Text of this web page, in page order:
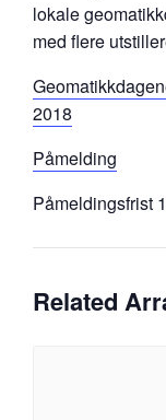
lokale
med flere
2018
Påmelding
Påmeldingsfrist
Related